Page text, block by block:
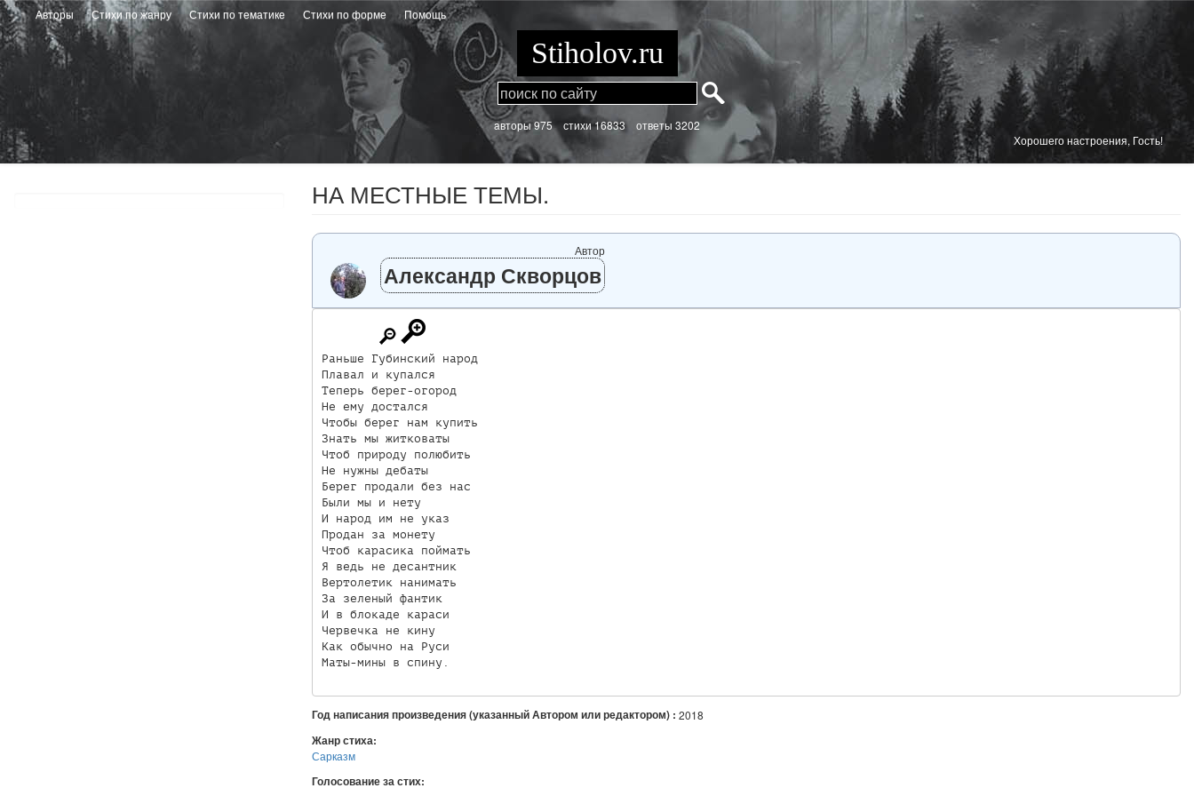
Перейти
к
основному
содержанию
Авторы Стихи по жанру Стихи по тематике Стихи по форме Помощь
Stiholov.ru
aвторы 975 стихи16833 ответы 3202
Хорошего настроения, Гость!
НА МЕСТНЫЕ ТЕМЫ.
Автор
Александр Скворцов
Раньше Губинский народ
Плавал и купался
Теперь берег-огород
Не ему достался
Чтобы берег нам купить
Знать мы житковаты
Чтоб природу полюбить
Не нужны дебаты
Берег продали без нас
Были мы и нету
И народ им не указ
Продан за монету
Чтоб карасика поймать
Я ведь не десантник
Вертолетик нанимать
За зеленый фантик
И в блокаде караси
Червечка не кину
Как обычно на Руси
Маты-мины в спину.
Год написания произведения (указанный Автором или редактором) : 2018
Жанр стиха:
Сарказм
Голосование за стих: